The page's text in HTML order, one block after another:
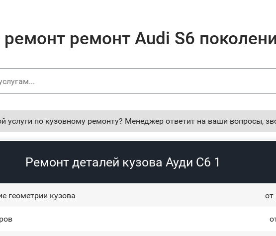
ремонт Audi S6
услуги по кузовному ремонту? Менеджер ответит на ваши вопросы,
Ремонт деталей кузова Ауди С6 1
геометрии кузова от